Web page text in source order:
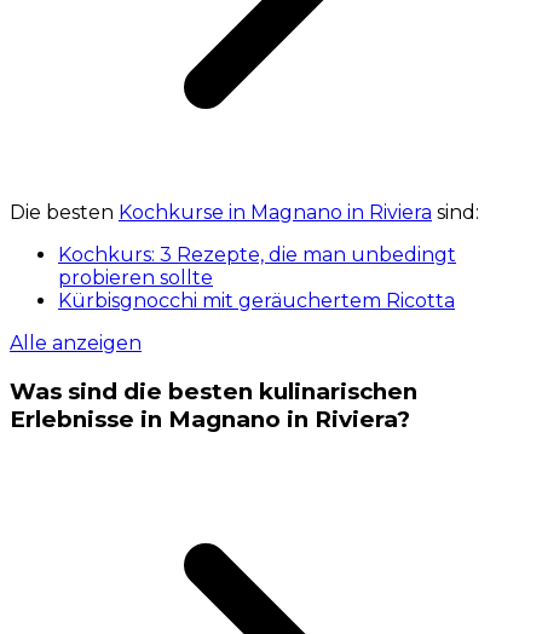
Die besten Kochkurse in Magnano in Riviera sind:
Kochkurs: 3 Rezepte, die man unbedingt
probieren sollte
Kürbisgnocchi mit geräuchertem Ricotta
Alle anzeigen
Was sind die besten kulinarischen
Erlebnisse in Magnano in Riviera?